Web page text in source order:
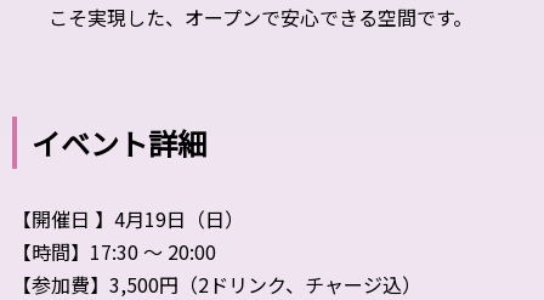
こそ実現した、オープンで安心できる空間です。
イベント詳細
【開催日 】4月19日（日）
【時間】17:30 〜 20:00
【参加費】3,500円（2ドリンク、チャージ込）